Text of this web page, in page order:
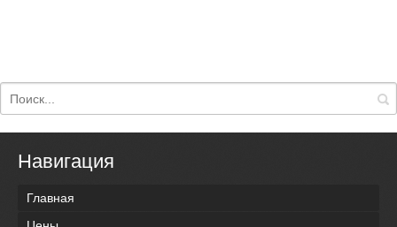
Навигация
Главная